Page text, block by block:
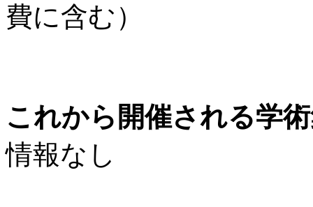
費に含む）
これから開催される学
情報なし